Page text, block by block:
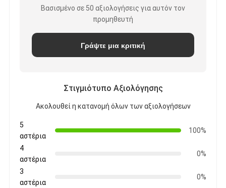
Βασισμένο σε 50 αξιολογήσεις για αυτόν τον
προμηθευτή
Γράψτε μια κριτική
Στιγμιότυπο Αξιολόγησης
Ακολουθεί η κατανομή όλων των αξιολογήσεων
5
αστέρια
100%
4
αστέρια
0%
3
αστέρια
0%